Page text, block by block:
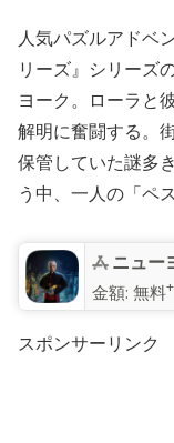
人気パズルアドベ
リーズ』シリーズ
ヨーク。ローラと
解明に奮闘する。
保管していた謎多
う中、一人の「ペ
ニュー
金額: 無料+
スポンサーリンク